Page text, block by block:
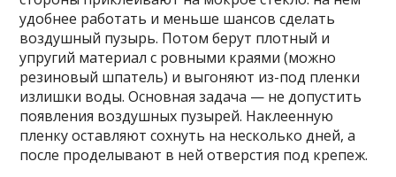
удобнее работать и меньше шансов сделать
воздушный пузырь. Потом берут плотный и
упругий материал с ровными краями (можно
резиновый шпатель) и выгоняют из-под пленки
излишки воды. Основная задача — не допустить
появления воздушных пузырей. Наклеенную
пленку оставляют сохнуть на несколько дней, а
после проделывают в ней отверстия под крепеж.